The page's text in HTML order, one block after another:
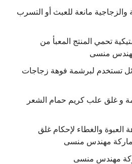
والزجاجية مانعة للعبث أو التسرب
تحمي المنتج المعبأ من
منسى
تستخدم لبرشمة فوهة زجاجات
و غلق علب كريم حمام الشعر
والغطاء لإحكام غلق
ماركة مهندس منسى
مهندس منسى